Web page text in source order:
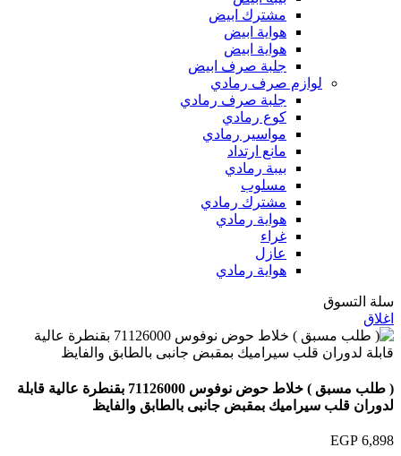
مشترك ابيض
هواية ابيض
هواية ابيض
جلبة صرف ابيض
لوازم صرف رمادي
جلبة صرف رمادي
كوع رمادي
مواسير رمادي
مانع ارتداد
بيبة رمادي
مسلوب
مشترك رمادي
هواية رمادي
غراء
عازل
هواية رمادي
سلة التسوق
اغلاق
( طلب مسبق ) خلاط حوض نوفوس 71126000 بقنطرة عالية قابلة
لدوران قلب سيراميك بمقبض جانبى بالطابق والفايظ
6,898
EGP